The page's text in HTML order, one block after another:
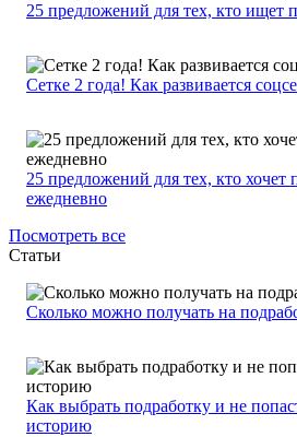
25 предложений для тех, кто ищет
Сетке 2 года! Как развивается
25 предложений для тех, кто хочет
ежедневно
Посмотреть все
Статьи
Сколько можно получать на
Как выбрать подработку и не
историю